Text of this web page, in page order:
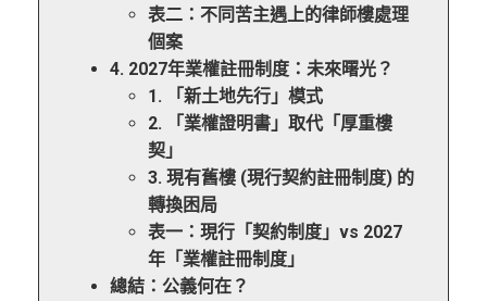
表二：不同苦主遇上的律師樓處理
個案
4. 2027年業權註冊制度：未來曙光？
1. 「新土地先行」模式
2. 「業權證明書」取代「厚重樓
契」
3. 現有舊樓 (現行契約註冊制度) 的
轉換困局
表一：現行「契約制度」vs 2027
年「業權註冊制度」
總結：公義何在？